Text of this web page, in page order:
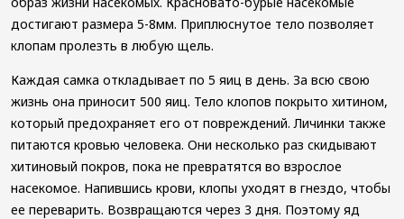
достигают размера 5-8мм. Приплюснутое тело позволяет
клопам пролезть в любую щель.
Каждая самка откладывает по 5 яиц в день. За всю свою
жизнь она приносит 500 яиц. Тело клопов покрыто хитином,
который предохраняет его от повреждений. Личинки также
питаются кровью человека. Они несколько раз скидывают
хитиновый покров, пока не превратятся во взрослое
насекомое. Напившись крови, клопы уходят в гнездо, чтобы
ее переварить. Возвращаются через 3 дня. Поэтому яд